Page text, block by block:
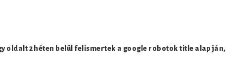
oldalt 2 héten belül felismertek a google robotok title alapján,